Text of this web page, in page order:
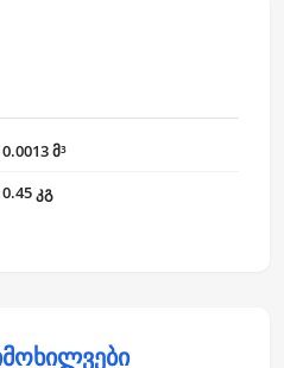
0.0013 მ³
0.45 კგ